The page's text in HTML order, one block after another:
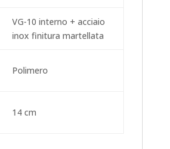
VG-10 interno + acciaio
inox finitura martellata
Polimero
14 cm